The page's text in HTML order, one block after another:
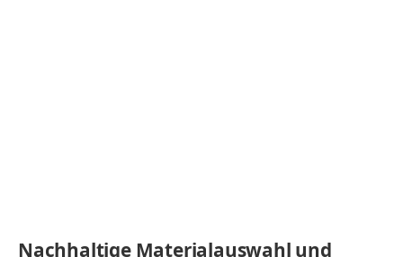
Nachhaltige Materialauswahl und